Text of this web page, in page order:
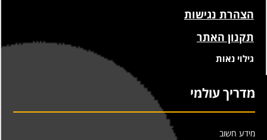
הצהרת נגישות
תקנון האתר
גילוי נאות
מדריך עולמי
מידע חשוב